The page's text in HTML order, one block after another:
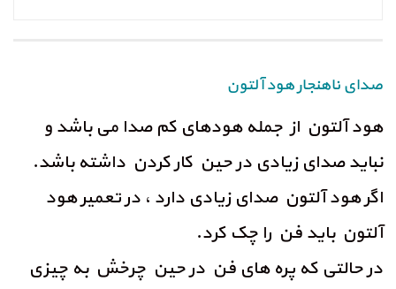
صدای ناهنجار هود آلتون
هود آلتون از جمله هودهای کم صدا می باشد و
نباید صدای زیادی در حین کار کردن داشته باشد.
اگر هود آلتون صدای زیادی دارد ، در تعمیر هود
آلتون باید فن را چک کرد.
در حالتی که پره های فن در حین چرخش به چیزی